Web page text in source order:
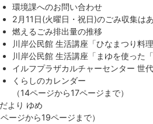
環境課へのお問い合わせ
2月11日(火曜日・祝日)のごみ収集は
燃えるごみ排出量の推移
川岸公民館 生活講座「ひなまつり料
川岸公民館 生活講座「まゆを使った
イルフプラザカルチャーセンター 世
くらしのカレンダー
（14ページから17ページまで）
より ゆめ
ページから19ページまで）